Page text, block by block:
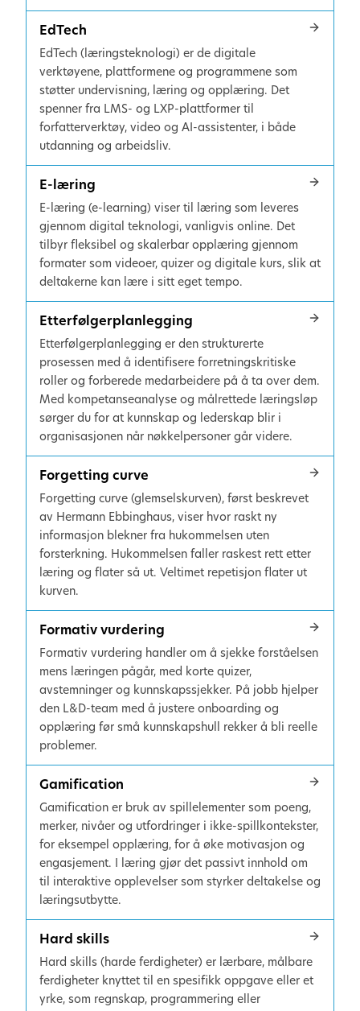
EdTech
EdTech (læringsteknologi) er de digitale
verktøyene, plattformene og programmene som
støtter undervisning, læring og opplæring. Det
spenner fra LMS- og LXP-plattformer til
forfatterverktøy, video og AI-assistenter, i både
utdanning og arbeidsliv.
E-læring
E-læring (e-learning) viser til læring som leveres
gjennom digital teknologi, vanligvis online. Det
tilbyr fleksibel og skalerbar opplæring gjennom
formater som videoer, quizer og digitale kurs, slik at
deltakerne kan lære i sitt eget tempo.
Etterfølgerplanlegging
Etterfølgerplanlegging er den strukturerte
prosessen med å identifisere forretningskritiske
roller og forberede medarbeidere på å ta over dem.
Med kompetanseanalyse og målrettede læringsløp
sørger du for at kunnskap og lederskap blir i
organisasjonen når nøkkelpersoner går videre.
Forgetting curve
Forgetting curve (glemselskurven), først beskrevet
av Hermann Ebbinghaus, viser hvor raskt ny
informasjon blekner fra hukommelsen uten
forsterkning. Hukommelsen faller raskest rett etter
læring og flater så ut. Veltimet repetisjon flater ut
kurven.
Formativ vurdering
Formativ vurdering handler om å sjekke forståelsen
mens læringen pågår, med korte quizer,
avstemninger og kunnskapssjekker. På jobb hjelper
den L&D-team med å justere onboarding og
opplæring før små kunnskapshull rekker å bli reelle
problemer.
Gamification
Gamification er bruk av spillelementer som poeng,
merker, nivåer og utfordringer i ikke-spillkontekster,
for eksempel opplæring, for å øke motivasjon og
engasjement. I læring gjør det passivt innhold om
til interaktive opplevelser som styrker deltakelse og
læringsutbytte.
Hard skills
Hard skills (harde ferdigheter) er lærbare, målbare
ferdigheter knyttet til en spesifikk oppgave eller et
yrke, som regnskap, programmering eller